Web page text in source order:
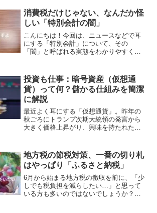
消費税だけじゃない、なんだか怪
しい「特別会計の闇」
こんにちは！今回は、ニュースなどで耳
にする「特別会計」について、その
「闇」と呼ばれる実態をわかりやすく解
「一般会計」と「特別会計」に分かれて
います。「一般会計」は、税金な...
投資も仕事：暗号資産（仮想通
貨）って何？儲かる仕組みを簡潔
に解説
最近よく耳にする「仮想通貨」。昨年の
秋ごろにトランプ次期大統領の発言から
大きく価格上昇がり、興味を持たれた人
たことがある方もいるかもしれません
が、「なんだか難しそう」「...
地方税の節税対策、一番の切り札
はやっぱり「ふるさと納税」
6月から始まる地方税の徴収を前に、「少
しでも税負担を減らしたい…」と思って
いる方も多いのではないでしょうか？地